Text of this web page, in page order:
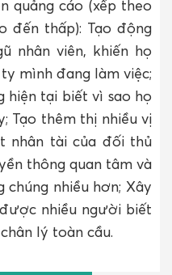
quảng cáo (xếp theo
đến thấp): Tạo động
nhân viên, khiến họ
mình đang làm việc;
hiện tại biết vì sao họ
Tạo thêm thị nhiều vị
nhân tài của đối thủ
thông quan tâm và
nhiều hơn; Xây
nhiều người biết
lý toàn cầu.